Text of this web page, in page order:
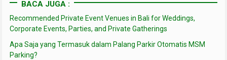
BACA JUGA :
Recommended Private Event Venues in Bali for Weddings,
Corporate Events, Parties, and Private Gatherings
Apa Saja yang Termasuk dalam Palang Parkir Otomatis MSM
Parking?